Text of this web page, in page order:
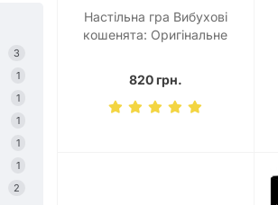
3
1
1
1
1
1
2
Настільна гра Вибухові
кошенята: Оригінальне
820 грн.